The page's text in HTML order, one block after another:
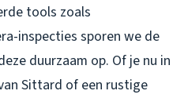
tools zoals
inspecties sporen we de
duurzaam op. Of je nu in
Sittard of een rustige